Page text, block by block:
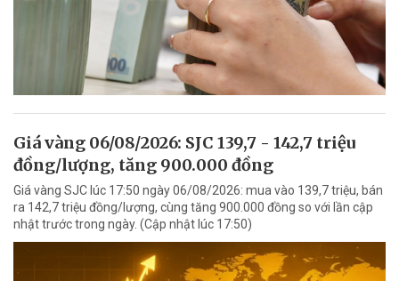
Giá vàng 06/08/2026: SJC 139,7 - 142,7 triệu
đồng/lượng, tăng 900.000 đồng
Giá vàng SJC lúc 17:50 ngày 06/08/2026: mua vào 139,7 triệu, bán
ra 142,7 triệu đồng/lượng, cùng tăng 900.000 đồng so với lần cập
nhật trước trong ngày. (Cập nhật lúc 17:50)